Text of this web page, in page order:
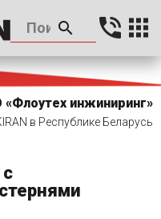
инжиниринг»
в Республике Беларусь